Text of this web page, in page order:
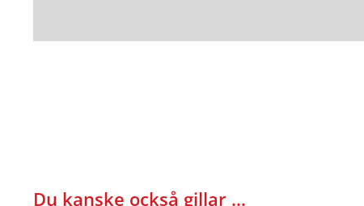
Du kanske också gillar …